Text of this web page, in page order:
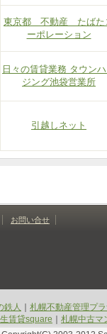
東京都 不動産 たばた
ーポレーション
日々の賃貸業務 タウン
ジング池袋営業所
引越しネット
お問い合せ
鉄人
札幌不動産管理プ
賃貸square
札幌中古マ